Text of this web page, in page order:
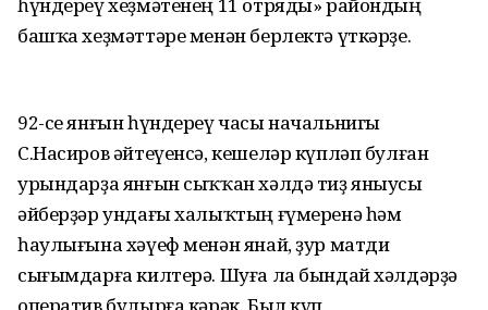
башҡа хеҙмәттәре менән берлектә үткәрҙе.
92-се янғын һүндереү часы начальнигы
С.Насиров әйтеүенсә, кешеләр күпләп булған
урындарҙа янғын сыҡҡан хәлдә тиҙ яныусы
әйберҙәр ундағы халыҡтың ғүмеренә һәм
һаулығына хәүеф менән янай, ҙур матди
сығымдарға килтерә. Шуға ла бындай хәлдәрҙә